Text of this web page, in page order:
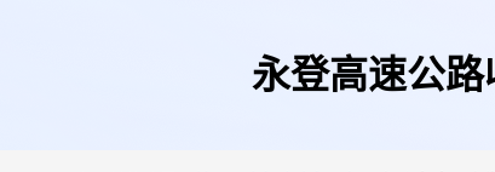
永登高速公